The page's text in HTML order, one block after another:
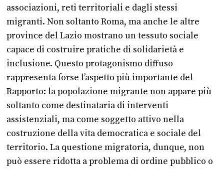
associazioni, reti territoriali e dagli stessi
migranti. Non soltanto Roma, ma anche le altre
province del Lazio mostrano un tessuto sociale
capace di costruire pratiche di solidarietà e
inclusione. Questo protagonismo diffuso
rappresenta forse l’aspetto più importante del
Rapporto: la popolazione migrante non appare più
soltanto come destinataria di interventi
assistenziali, ma come soggetto attivo nella
costruzione della vita democratica e sociale del
territorio. La questione migratoria, dunque, non
può essere ridotta a problema di ordine pubblico o